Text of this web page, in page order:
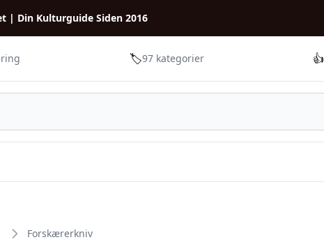
| Din Kulturguide Siden 2016
🏷️97 kategorier 👍
Forskærerkniv